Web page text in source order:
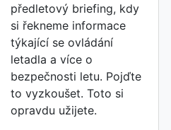
předletový briefing, kdy
si řekneme informace
týkající se ovládání
letadla a více o
bezpečnosti letu. Pojďte
to vyzkoušet. Toto si
opravdu užijete.